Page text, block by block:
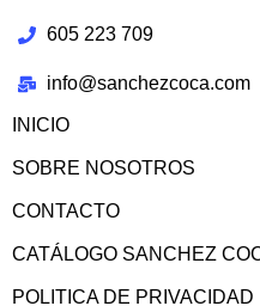
605 223 709
info@sanchezcoca.com
INICIO
SOBRE NOSOTROS
CONTACTO
CATÁLOGO SANCHEZ
POLITICA DE PRIVACIDAD